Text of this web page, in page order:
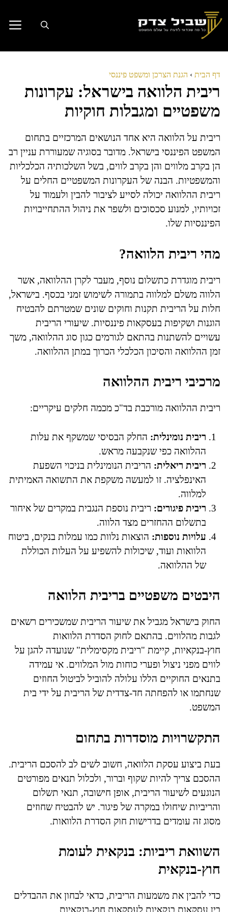
לתוכן
דף הבית › הגנת הצרכן ומשפט פיננסי
ריבית הלוואה בישראל: עקרונות
משפטיים ומגבלות חוקיות
ריבית על הלוואה היא אחד הנושאים המרכזיים בתחום
המשפט הפיננסי בישראל. מדובר בסוגיה שמעוררת עניין רב
הן בקרב מלווים והן בקרב לווים, בשל השלכותיה הכלכליות
והמשפטיות. הבנה של העקרונות המשפטיים החלים על
ריבית ההלוואה יכולה לסייע לציבור להבין ולעמוד על
זכויותיו, למנוע סכסוכים ולשפר את ניהול ההתחייבויות
הפיננסיות שלו.
מהי ריבית הלוואה?
ריבית מוגדרת כתשלום נוסף, מעבר לקרן ההלוואה, אשר
הלווה משלם למלווה בתמורה לשימוש זמני בכסף. בישראל,
חלות על הריבית תקנות וחוקים שונים שמטרתם להבטיח
הוגנות ושקיפות בעסקאות פיננסיות. שיעורי הריבית
עשויים להשתנות בהתאם לגורמים כגון סוג ההלוואה, משך
זמן ההלוואה והסיכון הכלכלי הכרוך במתן ההלוואה.
מרכיבי ריבית ההלוואה
ריבית ההלוואה מורכבת בד"כ מכמה חלקים עיקריים:
ריבית נומינלית: החלק הבסיסי שמשקף את עלות
ההלוואה כפי שנקבעה מראש.
ריבית ריאלית: הריבית הנומינלית בניכוי השפעת
האינפלציה. זו למעשה משקפת את התשואה האמיתית
למלווה.
ריבית פיגורים: ריבית נוספת הנגבית במקרים של איחור
בתשלום ההחזרים מצד הלווה.
עלויות נוספות: הוצאות נלוות כמו עמלות בנקים, ביטוח
הלוואות ועוד, שיכולות להשפיע על העלות הכוללת
של ההלוואה.
היבטים משפטיים בריבית הלוואה
החוק בישראל מגביל את שיעור הריבית שמשכירים רשאים
לגבות מהלווים. בהתאם לחוק הסדרת הלוואות
חוץ-בנקאיות, קיימת "ריבית מקסימלית" שנועדה להגן על
לווים מפני ניצול ופערי כוחות מול המלווים. אי עמידה
בתנאים החוקיים הללו עלולה להוביל לביטול החוזים
שנחתמו או להפחתה חד-צדדית של הריבית על ידי בית
המשפט.
התקשרויות מוסדרות בתחום
בעת ביצוע עסקת הלוואה, חשוב לשים לב להסכם הריבית.
ההסכם צריך להיות שקוף וברור, ולכלול תנאים מפורטים
הנוגעים לשיעור הריבית, אופן חישובה, תנאי תשלום
והריביות שיחולו במקרה של פיגור. יש להבטיח שחוזים
מסוג זה עומדים בדרישות חוק הסדרת הלוואות.
השוואת ריביות: בנקאית לעומת
חוץ-בנקאית
כדי להבין את משמעות הריבית, כדאי לבחון את ההבדלים
בין עסקאות בנקאיות לעסקאות חוץ-בנקאיות.